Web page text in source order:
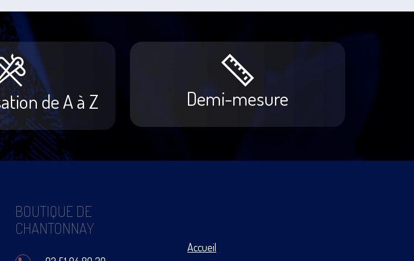
de A à Z Demi-mesure
BOUTIQUE DE
CHANTONNAY
Accueil